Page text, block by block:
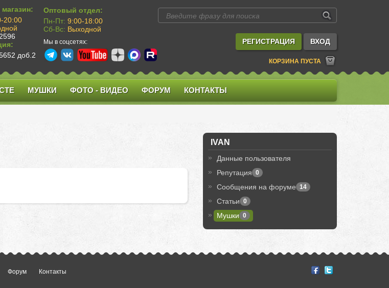
20:00
доб.2
Оптовый отдел:
Пн-Пт: 9:00-18:00
Сб-Вс: Выходной
Мы в соцсетях: РЕГИСТРАЦИЯ ВХОД
КОРЗИНА ПУСТА
МУШКИ ФОТО - ВИДЕО ФОРУМ КОНТАКТЫ
IVAN
Данные пользователя
Репутация 0
Сообщения на форуме 14
Cтатьи 0
Мушки 0
Форум Контакты